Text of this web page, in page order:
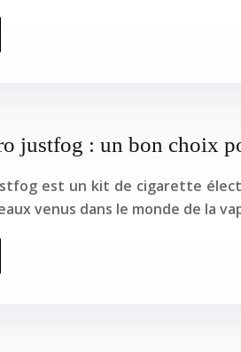
justfog : un bon choix
est un kit de cigarette
venus dans le monde de la